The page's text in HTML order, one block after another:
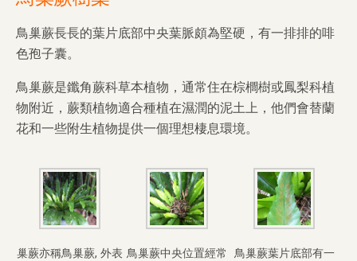
鳥巢蕨長長的葉片底部中央葉脈頗為堅硬，有一排排的啡
色孢子囊。
鳥巢蕨是鑯角蕨科草本植物，通常住在棕櫚樹或鳳梨科植
物附近，蕨類植物適合種植在濕潤的泥土上， 他們會替蘭
花和一些附生植物提供一個理想棲息環境。
巢蕨亦稱鳥巢蕨, 外表 鳥巢蕨中央位置經常
鳥巢蕨葉片底部有一